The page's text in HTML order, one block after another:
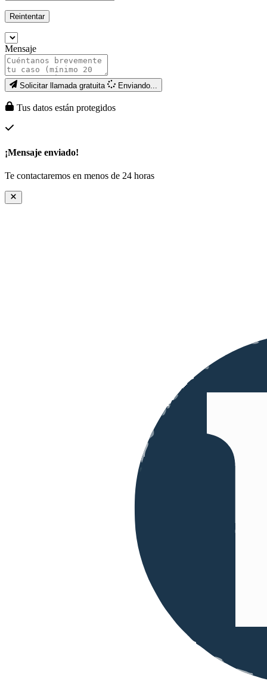
Reintentar
Mensaje
Solicitar llamada gratuita Enviando...
Tus datos están protegidos
¡Mensaje enviado!
Te contactaremos en menos de 24 horas